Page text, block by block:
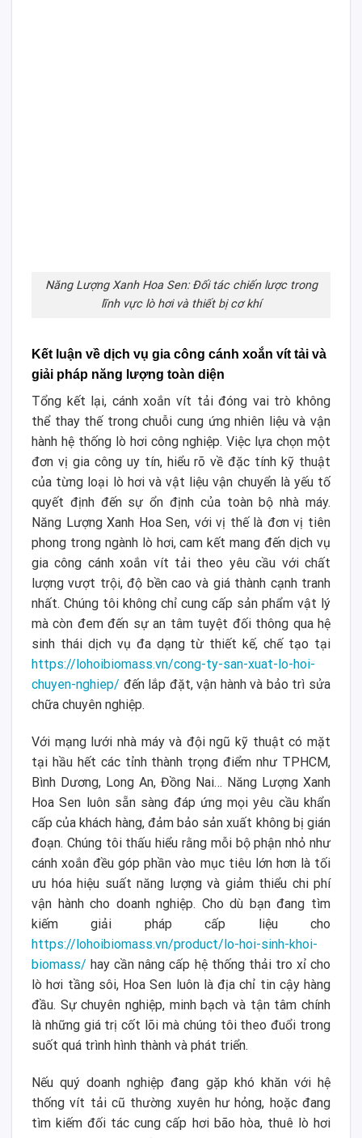
Năng Lượng Xanh Hoa Sen: Đối tác chiến lược trong
lĩnh vực lò hơi và thiết bị cơ khí
Kết luận về dịch vụ gia công cánh xoắn vít tải và
giải pháp năng lượng toàn diện
Tổng kết lại, cánh xoắn vít tải đóng vai trò không
thể thay thế trong chuỗi cung ứng nhiên liệu và vận
hành hệ thống lò hơi công nghiệp. Việc lựa chọn một
đơn vị gia công uy tín, hiểu rõ về đặc tính kỹ thuật
của từng loại lò hơi và vật liệu vận chuyển là yếu tố
quyết định đến sự ổn định của toàn bộ nhà máy.
Năng Lượng Xanh Hoa Sen, với vị thế là đơn vị tiên
phong trong ngành lò hơi, cam kết mang đến dịch vụ
gia công cánh xoắn vít tải theo yêu cầu với chất
lượng vượt trội, độ bền cao và giá thành cạnh tranh
nhất. Chúng tôi không chỉ cung cấp sản phẩm vật lý
mà còn đem đến sự an tâm tuyệt đối thông qua hệ
sinh thái dịch vụ đa dạng từ thiết kế, chế tạo tại
https://lohoibiomass.vn/cong-ty-san-xuat-lo-hoi-
chuyen-nghiep/ đến lắp đặt, vận hành và bảo trì sửa
chữa chuyên nghiệp.
Với mạng lưới nhà máy và đội ngũ kỹ thuật có mặt
tại hầu hết các tỉnh thành trọng điểm như TPHCM,
Bình Dương, Long An, Đồng Nai… Năng Lượng Xanh
Hoa Sen luôn sẵn sàng đáp ứng mọi yêu cầu khẩn
cấp của khách hàng, đảm bảo sản xuất không bị gián
đoạn. Chúng tôi thấu hiểu rằng mỗi bộ phận nhỏ như
cánh xoắn đều góp phần vào mục tiêu lớn hơn là tối
ưu hóa hiệu suất năng lượng và giảm thiểu chi phí
vận hành cho doanh nghiệp. Cho dù bạn đang tìm
kiếm giải pháp cấp liệu cho
https://lohoibiomass.vn/product/lo-hoi-sinh-khoi-
biomass/ hay cần nâng cấp hệ thống thải tro xỉ cho
lò hơi tầng sôi, Hoa Sen luôn là địa chỉ tin cậy hàng
đầu. Sự chuyên nghiệp, minh bạch và tận tâm chính
là những giá trị cốt lõi mà chúng tôi theo đuổi trong
suốt quá trình hình thành và phát triển.
Nếu quý doanh nghiệp đang gặp khó khăn với hệ
thống vít tải cũ thường xuyên hư hỏng, hoặc đang
tìm kiếm đối tác cung cấp hơi bão hòa, thuê lò hơi